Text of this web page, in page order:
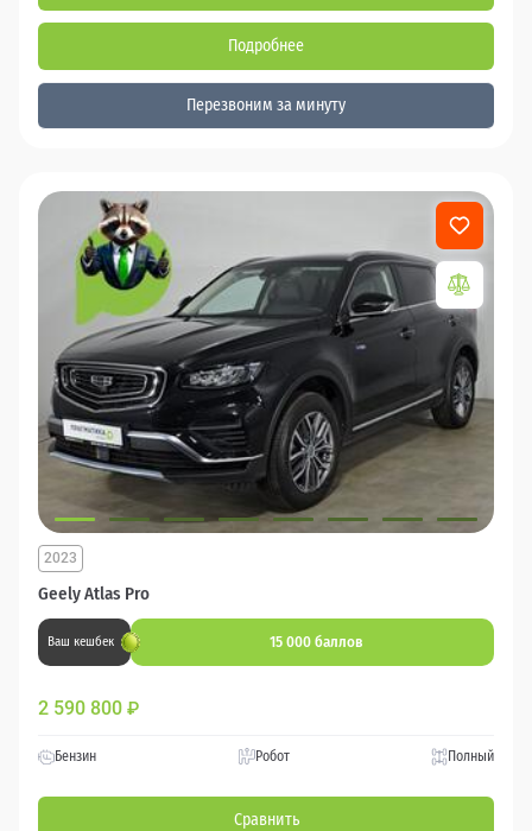
Подробнее
Перезвоним за минуту
Geely Atlas Pro
2023
Ваш кешбек 15 000 баллов
2 590 800 ₽
Бензин Робот Полный
Сравнить